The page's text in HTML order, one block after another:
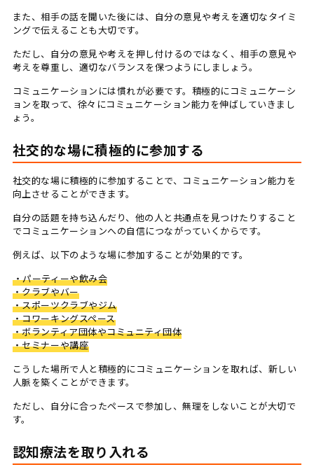
また、相手の話を聞いた後には、自分の意見や考えを適切なタイミ
ングで伝えることも大切です。
ただし、自分の意見や考えを押し付けるのではなく、相手の意見や
考えを尊重し、適切なバランスを保つようにしましょう。
コミュニケーションには慣れが必要です。積極的にコミュニケーシ
ョンを取って、徐々にコミュニケーション能力を伸ばしていきまし
ょう。
社交的な場に積極的に参加する
社交的な場に積極的に参加することで、コミュニケーション能力を
向上させることができます。
自分の話題を持ち込んだり、他の人と共通点を見つけたりすること
でコミュニケーションへの自信につながっていくからです。
例えば、以下のような場に参加することが効果的です。
・パーティーや飲み会
・クラブやバー
・スポーツクラブやジム
・コワーキングスペース
・ボランティア団体やコミュニティ団体
・セミナーや講座
こうした場所で人と積極的にコミュニケーションを取れば、新しい
人脈を築くことができます。
ただし、自分に合ったペースで参加し、無理をしないことが大切で
す。
認知療法を取り入れる